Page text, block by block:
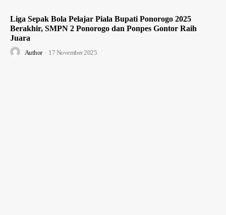
Liga Sepak Bola Pelajar Piala Bupati Ponorogo 2025
Berakhir, SMPN 2 Ponorogo dan Ponpes Gontor Raih
Juara
Author - 17 November 2025